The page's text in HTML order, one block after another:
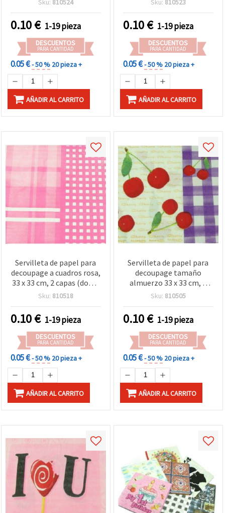
manualidades
0.10€ 1-19 pieza
DESCUENTOS
PARA CANTIDAD
0.05 €- 50 % 20 pieza +
AÑADIR AL CARRITO
0.10€ 1-19 pieza
DESCUENTOS
PARA CANTIDAD
0.05 €- 50 % 20 pieza +
AÑADIR AL CARRITO
Servilleta de papel para
decoupage a cuadros rosa,
33 x 33 cm, 2 capas (doble
capa), 1 unidad –
manualidades, DIY y
collage
Sku: 810518
0.10€ 1-19 pieza
DESCUENTOS
PARA CANTIDAD
0.05 €- 50 % 20 pieza +
AÑADIR AL CARRITO
Servilleta de papel para
decoupage tamaño
almuerzo 33 x 33 cm, 2
capas, diseño de cerezas
manualidades,
scrapbooking y mixed
media
Sku: 810505
0.10€ 1-19 pieza
DESCUENTOS
PARA CANTIDAD
0.05 €- 50 % 20 pieza +
AÑADIR AL CARRITO